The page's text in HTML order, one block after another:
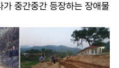
중간중간 등장하는 장애물